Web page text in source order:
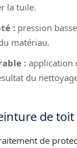
la tuile.
: pression
matériau.
: application
du
de toit
de